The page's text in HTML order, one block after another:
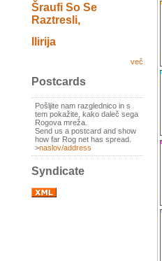
Šraufi So Se
Raztresli,
Ilirija
več
Postcards
Pošljite nam razglednico in s
tem pokažite, kako daleč sega
Rogova mreža.
Send us a postcard and show
how far Rog net has spread.
>naslov/address
Syndicate